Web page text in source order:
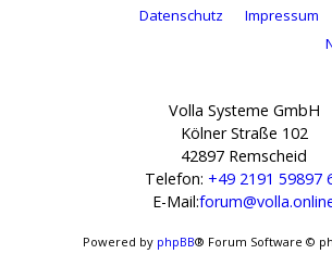
Impressum
Datenschutz
Volla Systeme GmbH
Kölner Straße 102
42897 Remscheid
Telefon: +49 2191 59897
E-Mail:
Powered by phpBB® Forum Software ©